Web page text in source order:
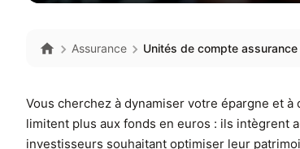
Assurance Unités de compte
Vous cherchez à dynamiser votre épargne et
limitent plus aux fonds en euros : ils intègrent
investisseurs souhaitant optimiser leur